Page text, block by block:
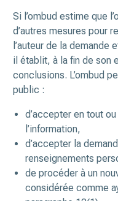
Si l’ombud estime que
d’autres mesures pour
l’auteur de la
il établit, à la fin de son
conclusions. L’ombud
public :
d’accepter en tout
l’information,
d’accepter la
renseignements
de procéder à un
considérée comme